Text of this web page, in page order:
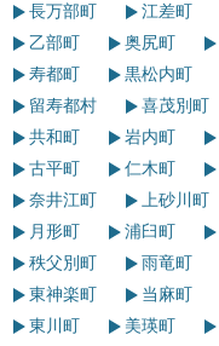
長万部町
江差町
乙部町
奥尻町
寿都町
黒松内町
留寿都村
喜茂別町
共和町
岩内町
古平町
仁木町
奈井江町
上砂川町
月形町
浦臼町
秩父別町
雨竜町
東神楽町
当麻町
東川町
美瑛町